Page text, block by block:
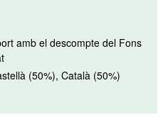
amb el descompte del Fons
(50%), Català (50%)